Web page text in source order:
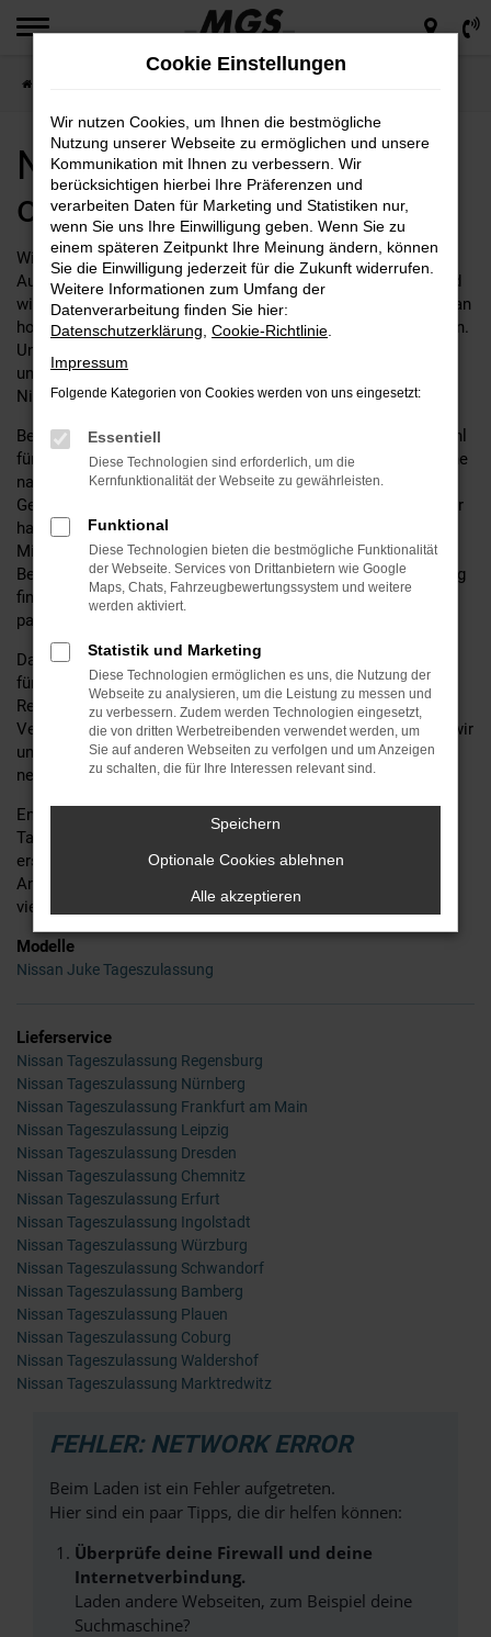
Zum
springen
Nissan Tageszulassung
online kaufen
Willkommen beiMotor Gruppe Sticht– Ihrem führenden
Autohaus für Nissan Tageszulassung! Seit vielen Jahren sind
wir stolz darauf, unseren Kunden eine umfassende Auswahl an
hochwertigen Fahrzeugen und erstklassigen Service zu bieten.
Unser Engagement für Qualität und Kundenzufriedenheit hat
uns zu einer vertrauenswürdigen Anlaufstelle für all Ihre
Nissan-Bedürfnisse gemacht.
Bei Motor Gruppe Sticht dreht sich alles um die perfekte Wahl
für Ihren nächsten Tageszulassung. Egal, ob Sie auf der Suche
nach einem eleganten Stadtflitzer, einem robusten
Geländewagen oder einem geräumigen Familienauto sind, wir
haben das passende Modell für Sie. Unsere erfahrenen
Mitarbeiter stehen Ihnen dabei jederzeit mit fachkundiger
Beratung zur Seite, um sicherzustellen, dass Sie das Fahrzeug
finden, das perfekt zu Ihren Bedürfnissen und Ihrem Budget
passt.
Darüber hinaus bieten wir eine Vielzahl zusätzlicher Services
für Nissan-Fahrer an, darunter Wartungs- und
Reparaturleistungen, Finanzierungsoptionen und
Versicherungsangebote. Bei Motor Gruppe Sticht kümmern wir
uns um alles, damit Sie sorgenfrei und voller Freude Ihren
neuen Nissan-Wagen genießen können.
Entdecken Sie noch heute unsere große Auswahl an Nissan
Tageszulassung und lassen Sie sich von unserem
erstklassigen Service überzeugen. Ihr Vertrauen ist unser
Antrieb bei Motor Gruppe Sticht – Ihr Nissan
vielen erfolgreichen Jahren.
Modelle
Nissan Juke Tageszulassung
Lieferservice
Nissan Tageszulassung Regensburg
Nissan Tageszulassung Nürnberg
Nissan Tageszulassung Frankfurt am Main
Nissan Tageszulassung Leipzig
Nissan Tageszulassung Dresden
Nissan Tageszulassung Chemnitz
Nissan Tageszulassung Erfurt
Nissan Tageszulassung Ingolstadt
Nissan Tageszulassung Würzburg
Nissan Tageszulassung Schwandorf
Nissan Tageszulassung Bamberg
Nissan Tageszulassung Plauen
Nissan Tageszulassung Coburg
Nissan Tageszulassung Waldershof
Nissan Tageszulassung Marktredwitz
FEHLER: NETWORK ERROR
Beim Laden ist ein Fehler aufgetreten.
Hier sind ein paar Tipps, die dir helfen können:
Überprüfe deine Firewall und deine
Internetverbindung.
Laden andere Webseiten, zum Beispiel deine
Suchmaschine?
Cookie Einstellungen
Wir nutzen Cookies, um Ihnen die bestmögliche
Nutzung unserer Webseite zu ermöglichen und unsere
Kommunikation mit Ihnen zu verbessern. Wir
berücksichtigen hierbei Ihre Präferenzen und
verarbeiten Daten für Marketing und Statistiken nur,
wenn Sie uns Ihre Einwilligung geben. Wenn Sie zu
einem späteren Zeitpunkt Ihre Meinung ändern, können
Sie die Einwilligung jederzeit für die Zukunft widerrufen.
Weitere Informationen zum Umfang der
Datenverarbeitung finden Sie hier:
Datenschutzerklärung Cookie-Richtlinie
Impressum
Folgende Kategorien von Cookies werden von uns eingesetzt:
Essentiell
Diese Technologien sind erforderlich, um die
Kernfunktionalität der Webseite zu gewährleisten.
Funktional
Diese Technologien bieten die bestmögliche Funktionalität
der Webseite. Services von Drittanbietern wie Google
Maps, Chats, Fahrzeugbewertungssystem und weitere
werden aktiviert.
Statistik und Marketing
Diese Technologien ermöglichen es uns, die Nutzung der
Webseite zu analysieren, um die Leistung zu messen und
zu verbessern. Zudem werden Technologien eingesetzt,
die von dritten Werbetreibenden verwendet werden, um
Sie auf anderen Webseiten zu verfolgen und um Anzeigen
zu schalten, die für Ihre Interessen relevant sind.
Speichern
Optionale Cookies ablehnen
Alle akzeptieren